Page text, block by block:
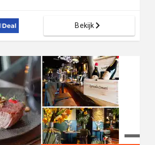
Bekijk